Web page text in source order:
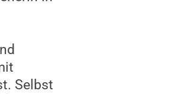
Selbst